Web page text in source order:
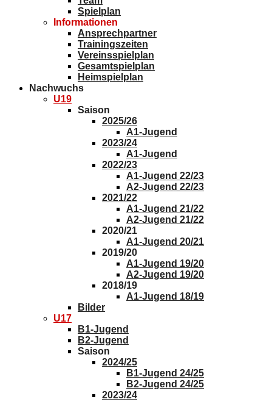
Spielplan
Informationen
Ansprechpartner
Trainingszeiten
Vereinsspielplan
Gesamtspielplan
Heimspielplan
Nachwuchs
U19
Saison
2025/26
A1-Jugend
2023/24
A1-Jugend
2022/23
A1-Jugend 22/23
A2-Jugend 22/23
2021/22
A1-Jugend 21/22
A2-Jugend 21/22
2020/21
A1-Jugend 20/21
2019/20
A1-Jugend 19/20
A2-Jugend 19/20
2018/19
A1-Jugend 18/19
Bilder
U17
B1-Jugend
B2-Jugend
Saison
2024/25
B1-Jugend 24/25
B2-Jugend 24/25
2023/24